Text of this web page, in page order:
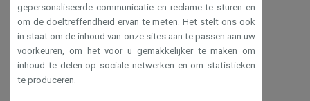
gepersonaliseerde communicatie en reclame te sturen en
om de doeltreffendheid ervan te meten. Het stelt ons ook
in staat om de inhoud van onze sites aan te passen aan uw
voorkeuren, om het voor u gemakkelijker te maken om
inhoud te delen op sociale netwerken en om statistieken
te produceren.